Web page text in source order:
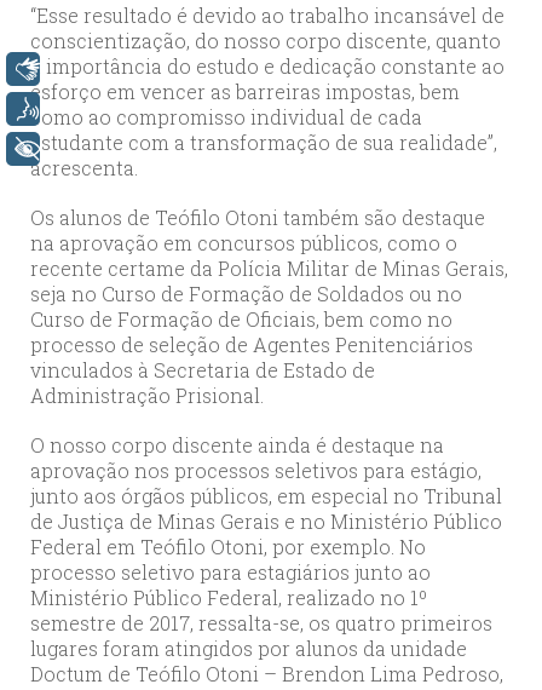
“Esse resultado é devido ao trabalho incansável de
conscientização, do nosso corpo discente, quanto
à importância do estudo e dedicação constante ao
esforço em vencer as barreiras impostas, bem
como ao compromisso individual de cada
estudante com a transformação de sua realidade”,
acrescenta.
Os alunos de Teófilo Otoni também são destaque
na aprovação em concursos públicos, como o
recente certame da Polícia Militar de Minas Gerais,
seja no Curso de Formação de Soldados ou no
Curso de Formação de Oficiais, bem como no
processo de seleção de Agentes Penitenciários
vinculados à Secretaria de Estado de
Administração Prisional.
O nosso corpo discente ainda é destaque na
aprovação nos processos seletivos para estágio,
junto aos órgãos públicos, em especial no Tribunal
de Justiça de Minas Gerais e no Ministério Público
Federal em Teófilo Otoni, por exemplo. No
processo seletivo para estagiários junto ao
Ministério Público Federal, realizado no 1º
semestre de 2017, ressalta-se, os quatro primeiros
lugares foram atingidos por alunos da unidade
Doctum de Teófilo Otoni – Brendon Lima Pedroso,
Libras
Voz
+ Acessibilidade